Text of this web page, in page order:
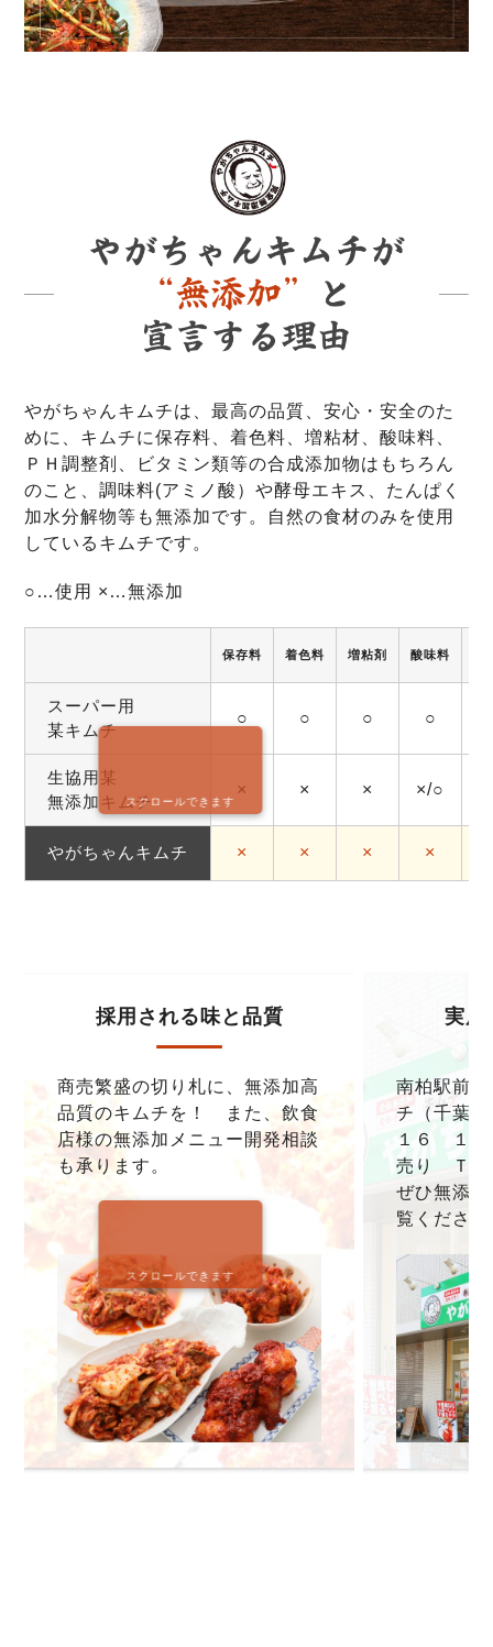
やがちゃんキムチは、最高の品質、安心・安全のた
めに、キムチに保存料、着色料、増粘材、酸味料、
ＰＨ調整剤、ビタミン類等の合成添加物はもちろん
のこと、調味料(アミノ酸）や酵母エキス、たんぱく
加水分解物等も無添加です。自然の食材のみを使用
しているキムチです。
○…使用 ×…無添加
保存料 着色料 増粘剤 酸味料
スーパー用
某キムチ
○ ○ ○ ○
生協用某
無添加キムチ
× × × ×/○
やがちゃんキムチ × × × ×
スクロールできます
採用される味と品質
商売繁盛の切り札に、無添加高
品質のキムチを！ また、飲食
店様の無添加メニュー開発相談
も承ります。
実店
南柏駅前
チ（千葉
１６ １F
売り ＴＥ
ぜひ無添
覧くださ
スクロールできます